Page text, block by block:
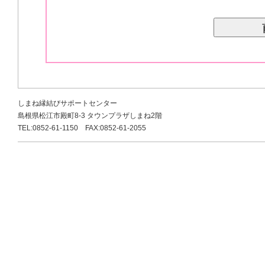
しまね縁結びサポートセンター
島根県松江市殿町8-3 タウンプラザしまね2階
TEL:0852-61-1150 FAX:0852-61-2055